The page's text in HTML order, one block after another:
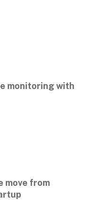
monitoring with
move from